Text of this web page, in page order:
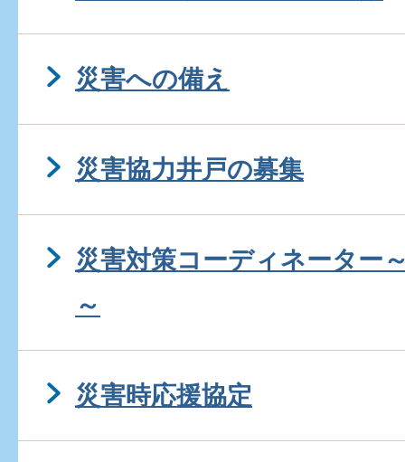
災害への備え
災害協力井戸の募集
災害対策コーディネーター
～
災害時応援協定